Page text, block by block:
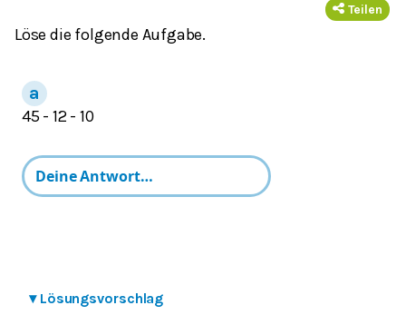
Teilen
Löse die folgende Aufgabe.
45 - 12 - 10
▾ Lösungsvorschlag